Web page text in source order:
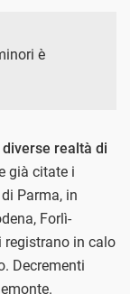
è
realtà di
già citate i
Parma, in
Forlì-
registrano in calo
Decrementi